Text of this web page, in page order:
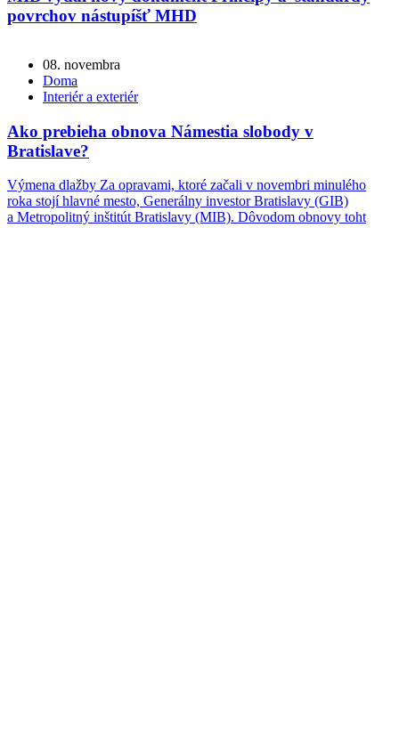
povrchov nástupíšť MHD
08. novembra
Doma
Interiér a exteriér
Ako prebieha obnova Námestia slobody v
Bratislave?
Výmena dlažby Za opravami, ktoré začali v novembri minulého
roka stojí hlavné mesto, Generálny investor Bratislavy (GIB)
a Metropolitný inštitút Bratislavy (MIB). Dôvodom obnovy toht